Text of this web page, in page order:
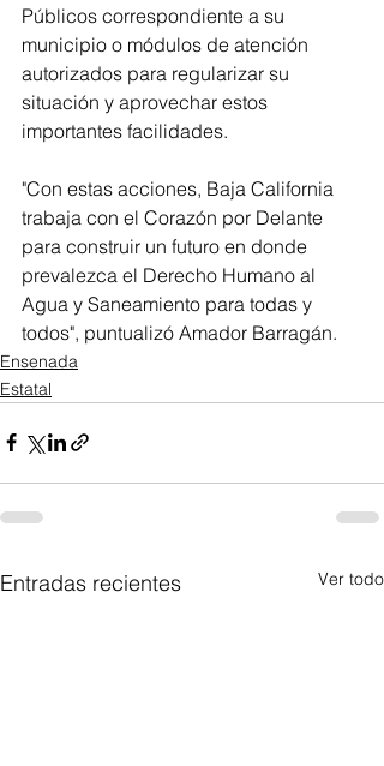
Públicos correspondiente a su
municipio o módulos de atención
autorizados para regularizar su
situación y aprovechar estos
importantes facilidades.
"Con estas acciones, Baja California
trabaja con el Corazón por Delante
para construir un futuro en donde
prevalezca el Derecho Humano al
Agua y Saneamiento para todas y
todos", puntualizó Amador Barragán.
Ensenada
Estatal
Entradas recientes Ver todo